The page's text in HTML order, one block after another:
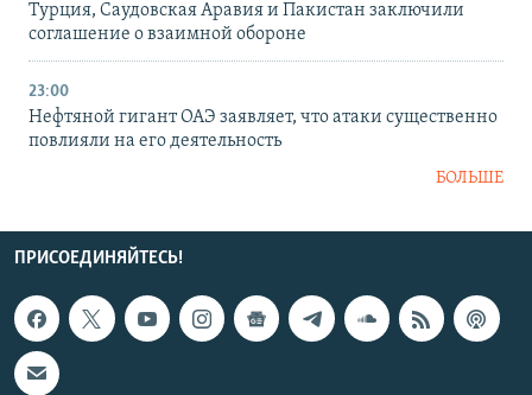
Турция, Саудовская Аравия и Пакистан заключили
соглашение о взаимной обороне
23:00
Нефтяной гигант ОАЭ заявляет, что атаки существенно
повлияли на его деятельность
БОЛЬШЕ
ПРИСОЕДИНЯЙТЕСЬ!